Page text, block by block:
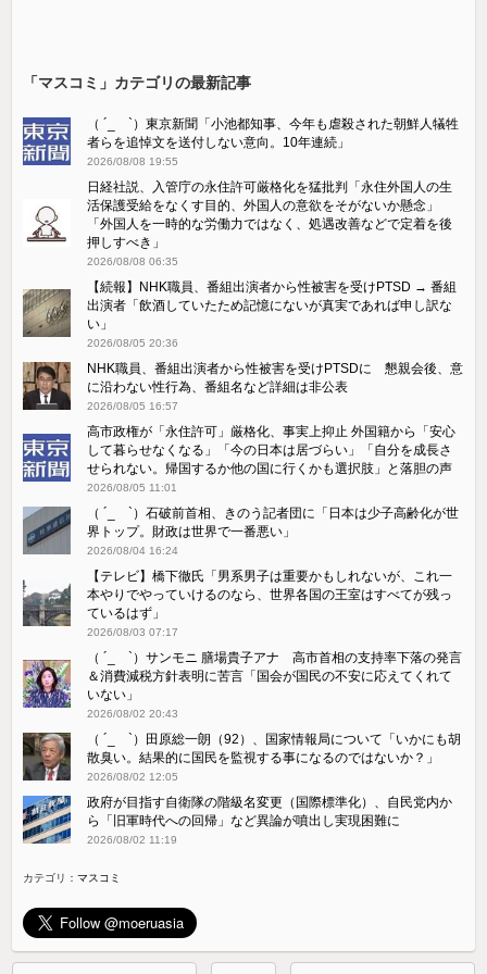
「マスコミ」カテゴリの最新記事
（ ´_ゝ`）東京新聞「小池都知事、今年も虐殺された朝鮮人犠牲
者らを追悼文を送付しない意向。10年連続」
2026/08/08 19:55
日経社説、入管庁の永住許可厳格化を猛批判「永住外国人の生
活保護受給をなくす目的、外国人の意欲をそがないか懸念」
「外国人を一時的な労働力ではなく、処遇改善などで定着を後
押しすべき」
2026/08/08 06:35
【続報】NHK職員、番組出演者から性被害を受けPTSD → 番組
出演者「飲酒していたため記憶にないが真実であれば申し訳な
い」
2026/08/05 20:36
NHK職員、番組出演者から性被害を受けPTSDに 懇親会後、意
に沿わない性行為、番組名など詳細は非公表
2026/08/05 16:57
高市政権が「永住許可」厳格化、事実上抑止 外国籍から「安心
して暮らせなくなる」「今の日本は居づらい」「自分を成長さ
せられない。帰国するか他の国に行くかも選択肢」と落胆の声
2026/08/05 11:01
（ ´_ゝ`）石破前首相、きのう記者団に「日本は少子高齢化が世
界トップ。財政は世界で一番悪い」
2026/08/04 16:24
【テレビ】橋下徹氏「男系男子は重要かもしれないが、これ一
本やりでやっていけるのなら、世界各国の王室はすべてが残っ
ているはず」
2026/08/03 07:17
（ ´_ゝ`）サンモニ 膳場貴子アナ 高市首相の支持率下落の発言
＆消費減税方針表明に苦言「国会が国民の不安に応えてくれて
いない」
2026/08/02 20:43
（ ´_ゝ`）田原総一朗（92）、国家情報局について「いかにも胡
散臭い。結果的に国民を監視する事になるのではないか？」
2026/08/02 12:05
政府が目指す自衛隊の階級名変更（国際標準化）、自民党内か
ら「旧軍時代への回帰」など異論が噴出し実現困難に
2026/08/02 11:19
カテゴリ：マスコミ